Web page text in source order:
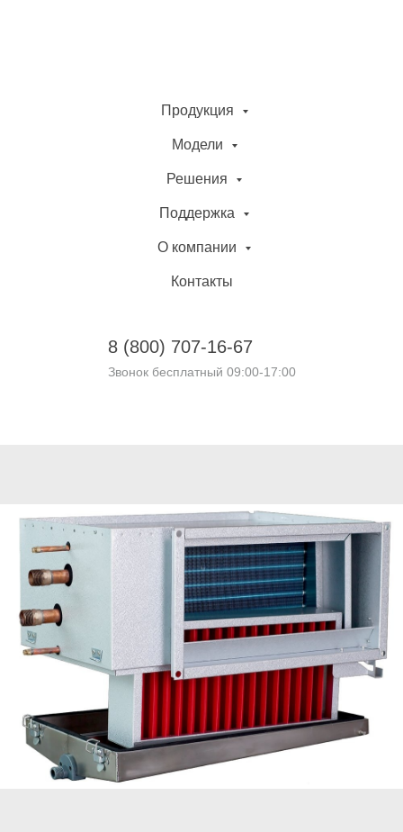
Продукция
Модели
Решения
Поддержка
О компании
Контакты
8 (800) 707-16-67
Звонок бесплатный 09:00-17:00